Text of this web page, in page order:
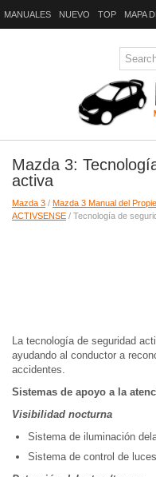
MANUALES NUEVO TOP MAPA
Mazda 3:
activa
Mazda 3 / Mazda 3 Manual del
ACTIVSENSE / Tecnología de
La tecnología de seguridad
ayudando al conductor a
accidentes.
Sistemas de apoyo a la
Visibilidad nocturna
Sistema de iluminación
Sistema de control de